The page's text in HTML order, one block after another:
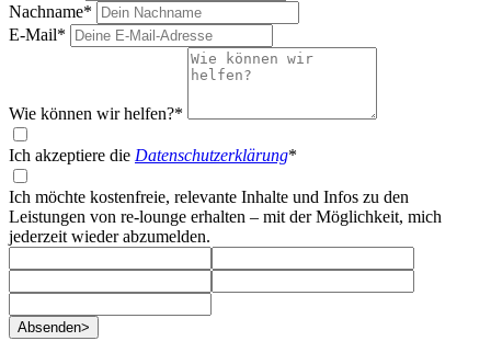
Nachname*
E-Mail*
Wie können wir helfen?*
Ich akzeptiere die Datenschutzerklärung*
Ich möchte kostenfreie, relevante Inhalte und Infos zu den
Leistungen von re-lounge erhalten – mit der Möglichkeit, mich
jederzeit wieder abzumelden.
Absenden>